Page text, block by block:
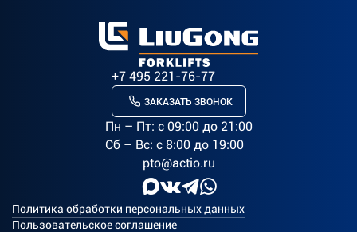
+7 495 221-76-77
ЗАКАЗАТЬ ЗВОНОК
Пн – Пт: c 09:00 до 21:00
Сб – Вс: с 8:00 до 19:00
pto@actio.ru
Политика обработки персональных данных
Пользовательское соглашение